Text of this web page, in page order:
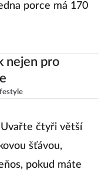
porce má 170
nejen pro
Uvařte čtyři větší
šťávou,
pokud máte